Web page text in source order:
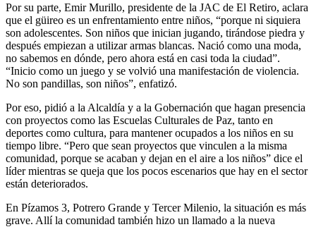
Por su parte, Emir Murillo, presidente de la JAC de El Retiro, aclara
que el güireo es un enfrentamiento entre niños, “porque ni siquiera
son adolescentes. Son niños que inician jugando, tirándose piedra y
después empiezan a utilizar armas blancas. Nació como una moda,
no sabemos en dónde, pero ahora está en casi toda la ciudad”.
“Inicio como un juego y se volvió una manifestación de violencia.
No son pandillas, son niños”, enfatizó.
Por eso, pidió a la Alcaldía y a la Gobernación que hagan presencia
con proyectos como las Escuelas Culturales de Paz, tanto en
deportes como cultura, para mantener ocupados a los niños en su
tiempo libre. “Pero que sean proyectos que vinculen a la misma
comunidad, porque se acaban y dejan en el aire a los niños” dice el
líder mientras se queja que los pocos escenarios que hay en el sector
están deteriorados.
En Pízamos 3, Potrero Grande y Tercer Milenio, la situación es más
grave. Allí la comunidad también hizo un llamado a la nueva